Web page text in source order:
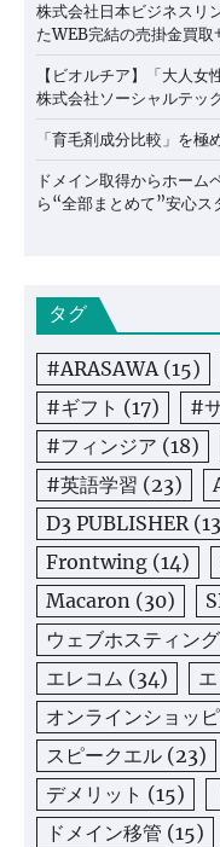
株式会社日本ビジネスリ
たWEB完結の売掛金買取
【ビオルチア】「大人女
株式会社ソーシャルテッ
「育毛剤成分比較」を極
ドメイン取得からホーム
ら“全部まとめて”安心ス
タグ
#ARASAWA(15)
#ギフト (17) #
#フィンジア (18)
#英語学習 (23)
D3 PUBLISHER
Frontwing (14)
Macaron (30)
ウェブホスティング
エレコム (34)
オンラインショッ
スピークエル (23)
デメリット (15)
ドメイン移管 (15)